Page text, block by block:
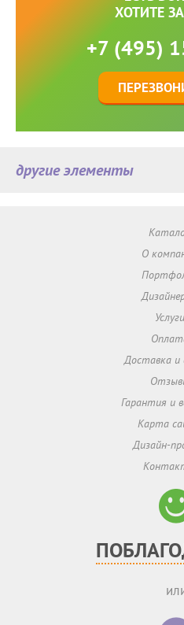
ХОТИТЕ
+7 (495)
другие элементы
О
Услуги
Доставка и
Гарантия и
Карта
Дизайн-